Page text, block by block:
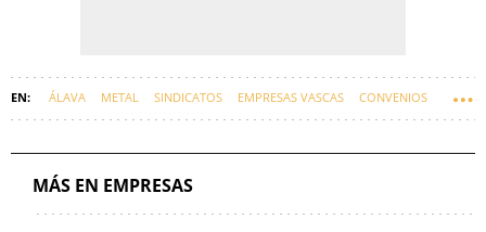
ÁLAVA METAL SINDICATOS EMPRESAS VASCAS CONVENIOS
MÁS EN EMPRESAS